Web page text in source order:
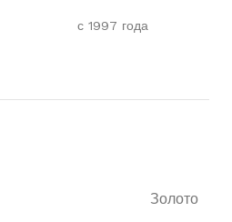
с 1997 года
Золото